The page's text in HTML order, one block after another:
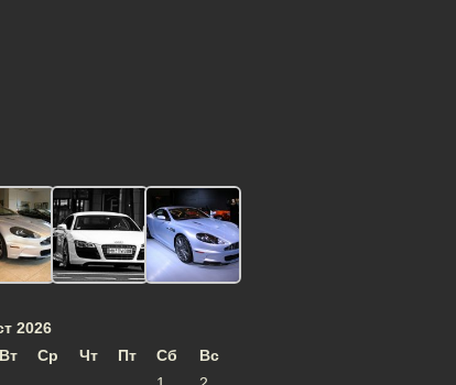
2026
Вт Ср Чт Пт Сб Вс